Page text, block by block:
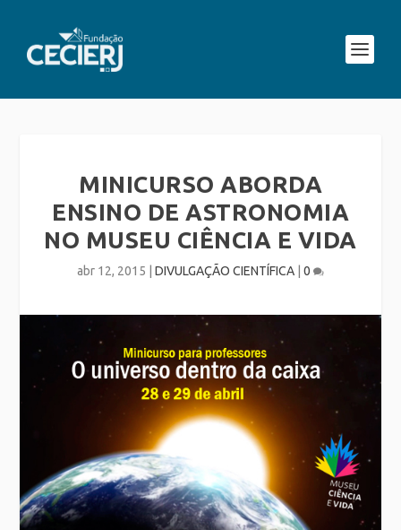
MINICURSO ABORDA
ENSINO DE ASTRONOMIA
NO MUSEU CIÊNCIA E VIDA
abr 12, 2015 DIVULGAÇÃO CIENTÍFICA 0